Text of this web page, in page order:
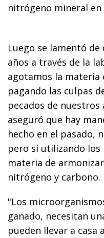
nitrógeno mineral
Luego se lamentó
años a través de la
agotamos la materia
pagando las culpas
pecados de
aseguró que hay
hecho en el pasado,
pero sí utilizando los
materia de
nitrógeno y carbono.
"Los
ganado, necesitan
pueden llevar a casa